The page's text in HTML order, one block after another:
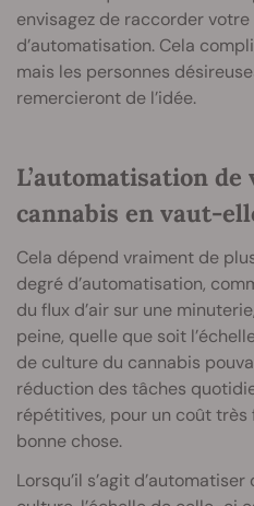
envisagez de raccorder
d’automatisation. Cela
mais les personnes
remercieront de l’idée.
L’automatisation
cannabis en vaut-
Cela dépend vraiment de
degré d’automatisation,
du flux d’air sur une
peine, quelle que soit
de culture du cannabis
réduction des tâches
répétitives, pour un coût très
bonne chose.
Lorsqu’il s’agit